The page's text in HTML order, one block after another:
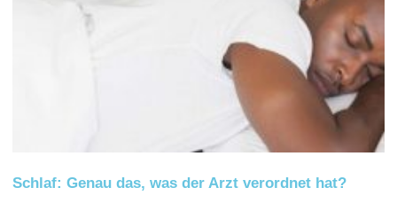
Schlaf: Genau das, was der Arzt verordnet hat?